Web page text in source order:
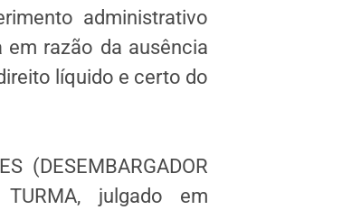
administrativo
razão da ausência
líquido e certo do
(DESEMBARGADOR
TURMA, julgado em